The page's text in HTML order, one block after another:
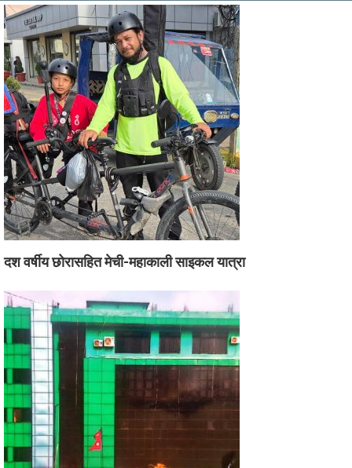
दश वर्षीय छोरासहित मेची-महाकाली साइकल यात्रा